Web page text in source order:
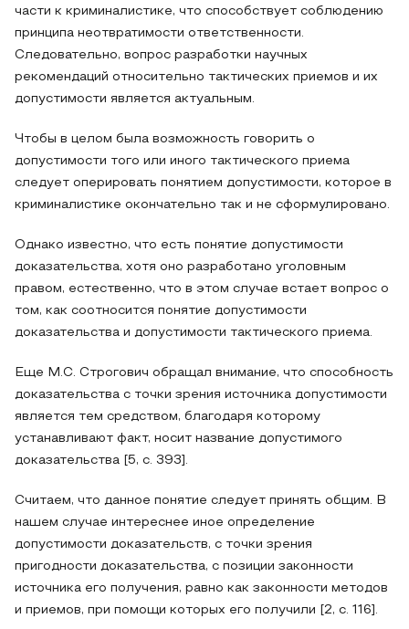
части к криминалистике, что способствует соблюдению
принципа неотвратимости ответственности.
Следовательно, вопрос разработки научных
рекомендаций относительно тактических приемов и их
допустимости является актуальным.
Чтобы в целом была возможность говорить о
допустимости того или иного тактического приема
следует оперировать понятием допустимости, которое в
криминалистике окончательно так и не сформулировано.
Однако известно, что есть понятие допустимости
доказательства, хотя оно разработано уголовным
правом, естественно, что в этом случае встает вопрос о
том, как соотносится понятие допустимости
доказательства и допустимости тактического приема.
Еще М.С. Строгович обращал внимание, что способность
доказательства с точки зрения источника допустимости
является тем средством, благодаря которому
устанавливают факт, носит название допустимого
доказательства [5, c. 393].
Считаем, что данное понятие следует принять общим. В
нашем случае интереснее иное определение
допустимости доказательств, с точки зрения
пригодности доказательства, с позиции законности
источника его получения, равно как законности методов
и приемов, при помощи которых его получили [2, c. 116].